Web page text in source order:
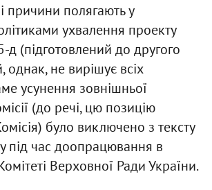
причини полягають у
ухвалення проекту
(підготовлений до другого
однак, не вирішує всіх
усунення зовнішньої
(до речі, цю позицію
було виключено з тексту
під час доопрацювання в
Верховної Ради України.